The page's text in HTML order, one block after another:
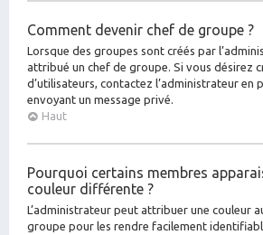
Comment devenir chef de groupe ?
Lorsque des groupes sont créés par
attribué un chef de groupe. Si vous désirez
d’utilisateurs, contactez l’administrateur en
envoyant un message privé.
Haut
Pourquoi certains membres
couleur différente ?
L’administrateur peut attribuer une couleur
groupe pour les rendre facilement